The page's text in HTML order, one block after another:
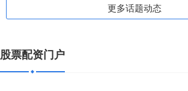
更多话题动态
股票配资门户